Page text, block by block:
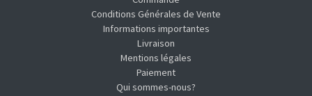
Conditions Générales de Vente
Informations importantes
Livraison
Mentions légales
Paiement
Qui sommes-nous?